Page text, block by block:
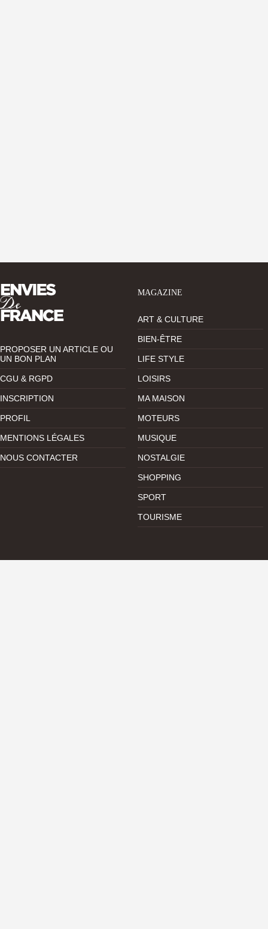
PROPOSER UN ARTICLE OU
UN BON PLAN
CGU & RGPD
INSCRIPTION
PROFIL
MENTIONS LÉGALES
NOUS CONTACTER
MAGAZINE
ART & CULTURE
BIEN-ÊTRE
LIFE STYLE
LOISIRS
MA MAISON
MOTEURS
MUSIQUE
NOSTALGIE
SHOPPING
SPORT
TOURISME